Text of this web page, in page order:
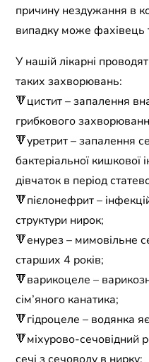
причину нездужання в
випадку може фахівець
У нашій лікарні
таких захворювань:
🔻цистит – запалення
грибкового
🔻уретрит – запалення
бактеріальної кишкової
дівчаток в період
🔻пієлонефрит –
структури нирок;
🔻енурез – мимовільне
старших 4 років;
🔻варикоцеле –
сім’яного канатика;
🔻гідроцеле – водянка
🔻міхурово-сечовідний